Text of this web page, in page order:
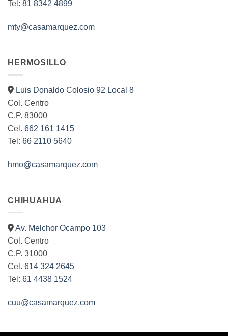
Tel: 81 8342 4899
mty@casamarquez.com
HERMOSILLO
Luis Donaldo Colosio 92 Local 8
Col. Centro
C.P. 83000
Cel. 662 161 1415
Tel: 66 2110 5640
hmo@casamarquez.com
CHIHUAHUA
Av. Melchor Ocampo 103
Col. Centro
C.P. 31000
Cel. 614 324 2645
Tel: 61 4438 1524
cuu@casamarquez.com